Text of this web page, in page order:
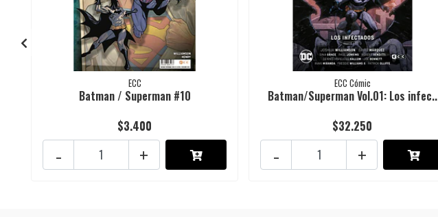
ECC
Batman / Superman #10
$3.400
+
-
ECC Cómic
Batman/Superman Vol.01: Los infec..
$32.250
+
-